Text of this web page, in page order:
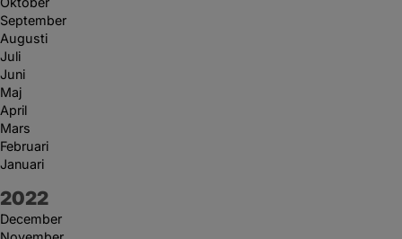
September
Augusti
Juli
Juni
Maj
April
Mars
Februari
Januari
År:
2022
December